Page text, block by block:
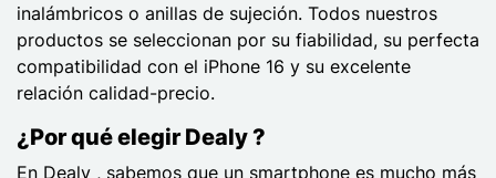
inalámbricos o anillas de sujeción. Todos nuestros
productos se seleccionan por su fiabilidad, su perfecta
compatibilidad con el iPhone 16 y su excelente
relación calidad-precio.
¿Por qué elegir Dealy ?
En Dealy , sabemos que un smartphone es mucho más